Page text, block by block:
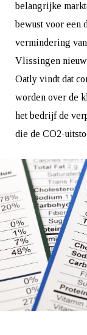
belangrijke
bewust voor een
vermindering
Vlissingen
Oatly vindt dat
worden over de
het bedrijf de
die de CO2-